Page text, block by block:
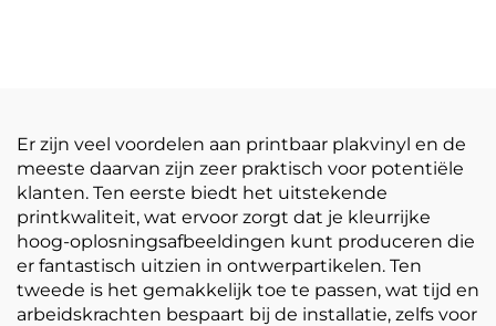
Er zijn veel voordelen aan printbaar plakvinyl en de
meeste daarvan zijn zeer praktisch voor potentiële
klanten. Ten eerste biedt het uitstekende
printkwaliteit, wat ervoor zorgt dat je kleurrijke
hoog-oplosningsafbeeldingen kunt produceren die
er fantastisch uitzien in ontwerpartikelen. Ten
tweede is het gemakkelijk toe te passen, wat tijd en
arbeidskrachten bespaart bij de installatie, zelfs voor